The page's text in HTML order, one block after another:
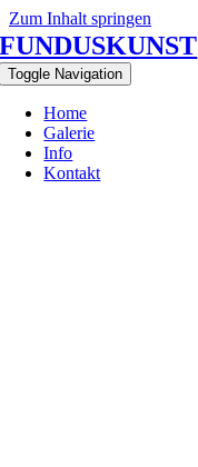
Zum Inhalt springen
FUNDUSKUNST
Toggle Navigation
Home
Galerie
Info
Kontakt